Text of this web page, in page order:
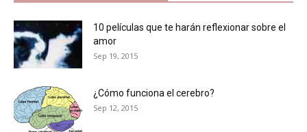
10 películas que te harán reflexionar sobre el
amor
Sep 19, 2015
¿Cómo funciona el cerebro?
Sep 12, 2015